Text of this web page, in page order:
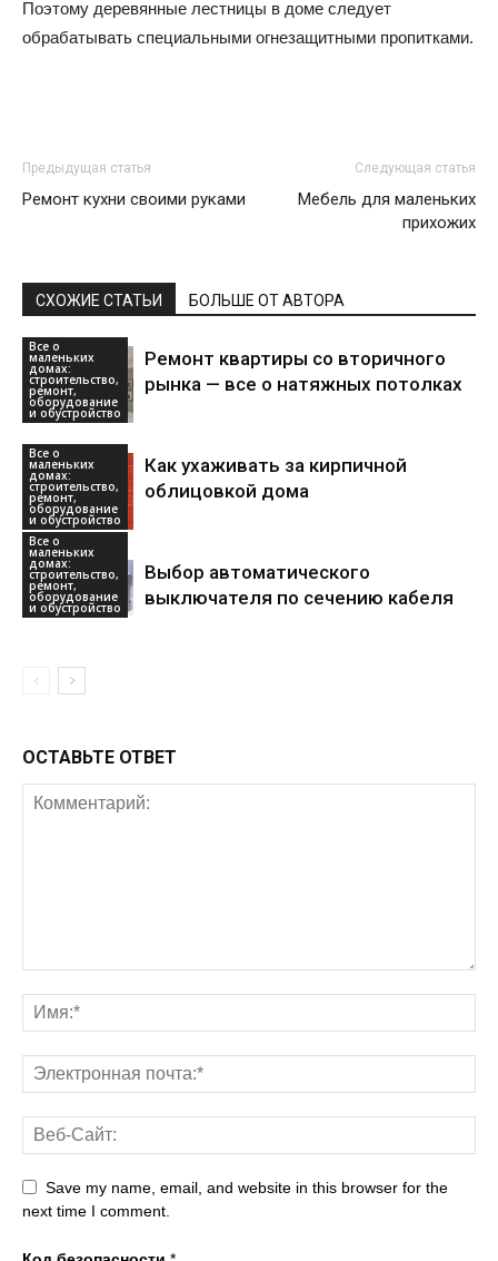
Поэтому деревянные лестницы в доме следует
обрабатывать специальными огнезащитными пропитками.
Предыдущая статья
Ремонт кухни своими руками
Следующая статья
Мебель для маленьких
прихожих
СХОЖИЕ СТАТЬИ БОЛЬШЕ ОТ АВТОРА
Все о
маленьких
домах:
строительство,
ремонт,
оборудование
и обустройство
Ремонт квартиры со вторичного
рынка — все о натяжных потолках
Все о
маленьких
домах:
строительство,
ремонт,
оборудование
и обустройство
Как ухаживать за кирпичной
облицовкой дома
Все о
маленьких
домах:
строительство,
ремонт,
оборудование
и обустройство
Выбор автоматического
выключателя по сечению кабеля
ОСТАВЬТЕ ОТВЕТ
Save my name, email, and website in this browser for the
next time I comment.